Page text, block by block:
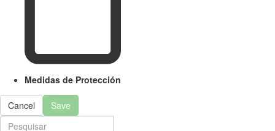
Medidas de Protección
Cancel Save